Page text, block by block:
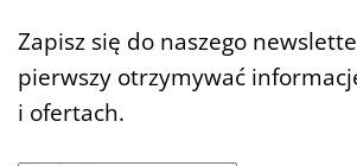
Zapisz się do naszego
pierwszy otrzymywać
i ofertach.